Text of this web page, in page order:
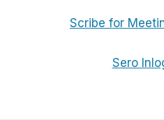
Scribe for
Sero